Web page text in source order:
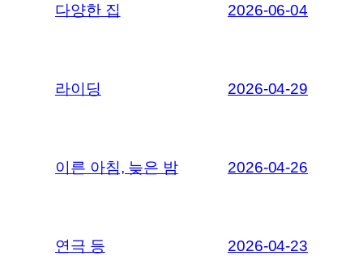
다양한 집 2026-06-04
라이딩 2026-04-29
이른 아침, 늦은 밤 2026-04-26
연극 등 2026-04-23